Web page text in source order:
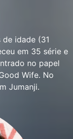
idade (31
em 35 série e
no papel
Wife. No
Jumanji.